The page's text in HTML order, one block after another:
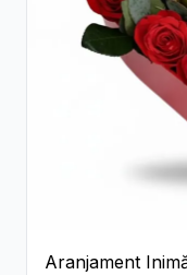
Aranjament